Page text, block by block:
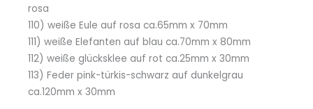
rosa
110) weiße Eule auf rosa ca.65mm x 70mm
111) weiße Elefanten auf blau ca.70mm x 80mm
112) weiße glücksklee auf rot ca.25mm x 30mm
113) Feder pink-türkis-schwarz auf dunkelgrau
ca.120mm x 30mm